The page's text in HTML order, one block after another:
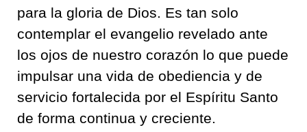
para la gloria de Dios. Es tan solo
contemplar el evangelio revelado ante
los ojos de nuestro corazón lo que puede
impulsar una vida de obediencia y de
servicio fortalecida por el Espíritu Santo
de forma continua y creciente.